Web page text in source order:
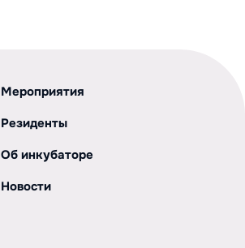
Мероприятия
Резиденты
Об инкубаторе
Новости